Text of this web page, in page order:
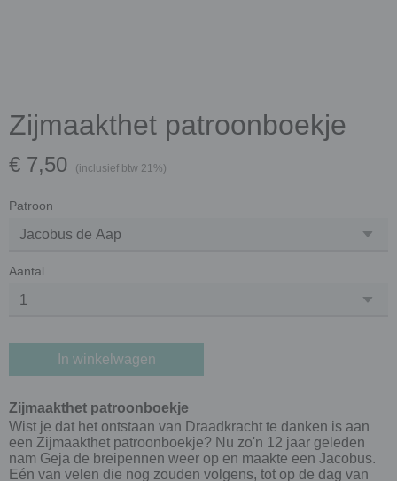
Zijmaakthet patroonboekje
€ 7,50 (inclusief btw 21%)
Patroon
Aantal
In winkelwagen
Zijmaakthet patroonboekje
Wist je dat het ontstaan van Draadkracht te danken is aan
een Zijmaakthet patroonboekje? Nu zo'n 12 jaar geleden
nam Geja de breipennen weer op en maakte een Jacobus.
Eén van velen die nog zouden volgens, tot op de dag van